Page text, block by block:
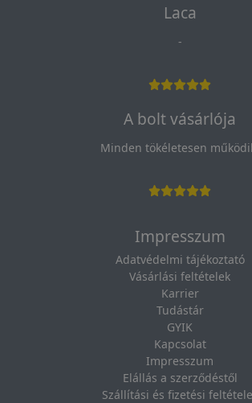
Laca
-
A bolt vásárlója
Minden tökéletesen
Impresszum
Adatvédelmi tájékoztató
Vásárlási feltételek
Karrier
Tudástár
GYIK
Kapcsolat
Impresszum
Elállás a szerződéstől
Szállítási és fizetési